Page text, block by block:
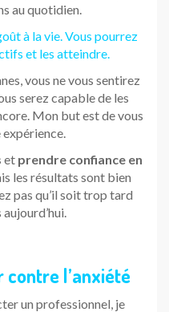
au quotidien.
à la vie. Vous pourrez
et les atteindre.
vous ne vous sentirez
serez capable de les
Mon but est de vous
et prendre confiance en
les résultats sont bien
pas qu’il soit trop tard
l’anxiété
un professionnel, je